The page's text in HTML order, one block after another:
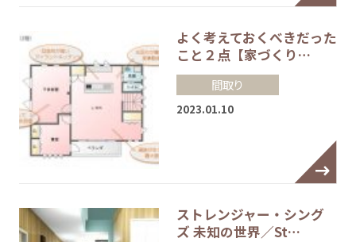
よく考えておくべきだった
こと２点【家づくり…
間取り
2023.01.10
ストレンジャー・シング
ズ 未知の世界／St…